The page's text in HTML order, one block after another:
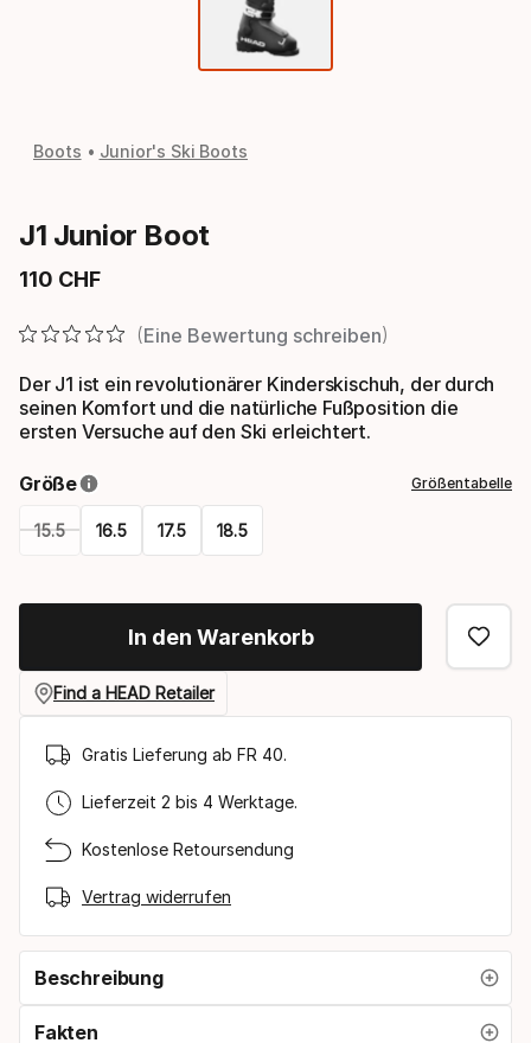
Boots Junior's Ski Boots
J1 Junior Boot
110 CHF
Endpreis
Eine Bewertung schreiben
Der J1 ist ein revolutionärer Kinderskischuh, der durch
seinen Komfort und die natürliche Fußposition die
ersten Versuche auf den Ski erleichtert.
Größe Größentabelle
15.5 16.5 17.5 18.5
select
größe
In den Warenkorb
Find a HEAD Retailer
Gratis Lieferung ab FR 40.
Lieferzeit 2 bis 4 Werktage.
Kostenlose Retoursendung
Vertrag widerrufen
Beschreibung
Fakten